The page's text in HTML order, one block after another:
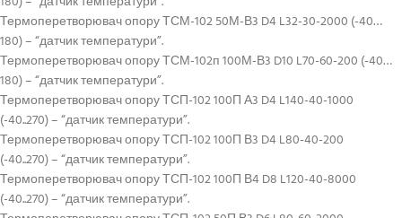
Термоперетворювач опору ТСМ-102 50М-В3 D4 L32-30-2000 (-40…
180) – “датчик температури”.
Термоперетворювач опору ТСМ-102п 100М-В3 D10 L70-60-200 (-40…
180) – “датчик температури”.
Термоперетворювач опору ТСП-102 100П А3 D4 L140-40-1000
(-40..270) – “датчик температури”.
Термоперетворювач опору ТСП-102 100П В3 D4 L80-40-200
(-40..270) – “датчик температури”.
Термоперетворювач опору ТСП-102 100П В4 D8 L120-40-8000
(-40..270) – “датчик температури”.